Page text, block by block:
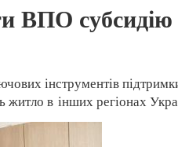
ВПО субсидію
інструментів
в інших регіонах